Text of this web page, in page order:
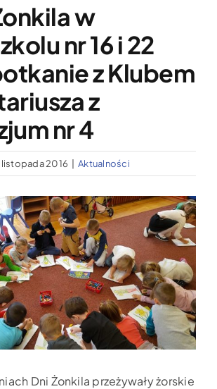
sprzętu medycznego
pomóc?
w
nr 16 i 22
z Klubem
z
nr 4
listopada 2016 Aktualności
Dni Żonkila przeżywały żorskie